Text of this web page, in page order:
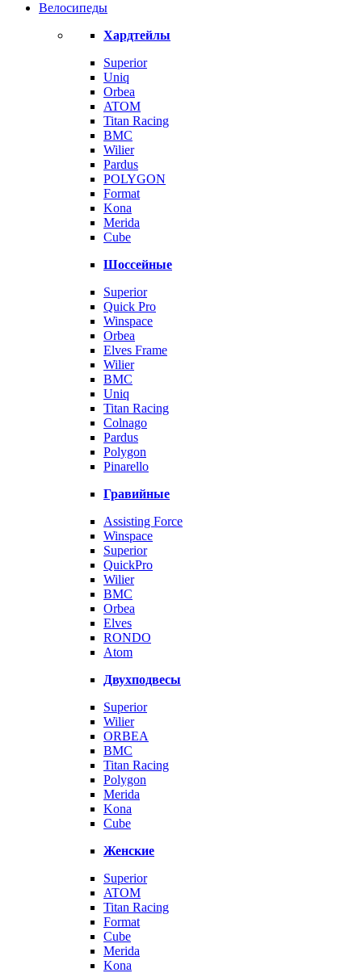
Велосипеды
Хардтейлы
Superior
Uniq
Orbea
ATOM
Titan Racing
BMC
Wilier
Pardus
POLYGON
Format
Kona
Merida
Cube
Шоссейные
Superior
Quick Pro
Winspace
Orbea
Elves Frame
Wilier
BMC
Uniq
Titan Racing
Colnago
Pardus
Polygon
Pinarello
Гравийные
Assisting Force
Winspace
Superior
QuickPro
Wilier
BMC
Orbea
Elves
RONDO
Atom
Двухподвесы
Superior
Wilier
ORBEA
BMC
Titan Racing
Polygon
Merida
Kona
Cube
Женские
Superior
ATOM
Titan Racing
Format
Cube
Merida
Kona